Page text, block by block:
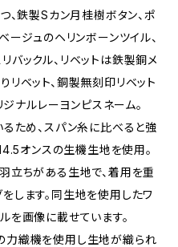
、鉄製Sカン月桂樹ボタン、ポ
ージュのヘリンボーンツイル、
バックル、リベットは鉄製銅メ
ベット、銅製無刻印リベット
ナルレーヨンピスネーム。
ため、スパン糸に比べると強
オンスの生機生地を使用。
立ちがある生地で、着用を重
します。同生地を使用したワ
を画像に載せています。
織機を使用し生地が織られ